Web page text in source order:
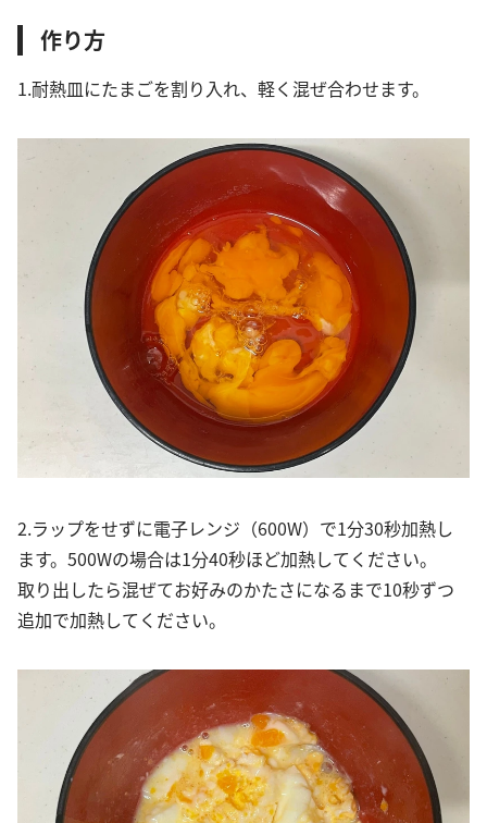
作り方
1.耐熱皿にたまごを割り入れ、軽く混ぜ合わせます。
2.ラップをせずに電子レンジ（600W）で1分30秒加熱し
ます。500Wの場合は1分40秒ほど加熱してください。
取り出したら混ぜてお好みのかたさになるまで10秒ずつ
追加で加熱してください。